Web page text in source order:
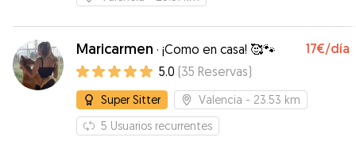
Maricarmen · ¡Como en casa! 🥰🐾 17€/día
5.0 (35 Reservas)
Super Sitter Valencia - 23.53 km
5 Usuarios recurrentes